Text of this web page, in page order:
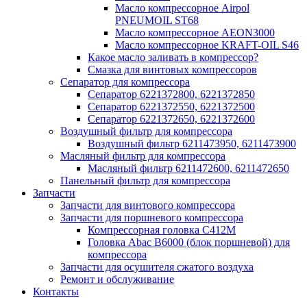
Масло компрессорное Airpol
PNEUMOIL ST68
Масло компрессорное AEON3000
Масло компрессорное KRAFT-OIL S46
Какое масло заливать в компрессор?
Смазка для винтовых компрессоров
Сепаратор для компрессора
Сепаратор 6221372800, 6221372850
Сепаратор 6221372550, 6221372500
Сепаратор 6221372650, 6221372600
Воздушный фильтр для компрессора
Воздушный фильтр 6211473950, 6211473900
Масляный фильтр для компрессора
Масляный фильтр 6211472600, 6211472650
Панельный фильтр для компрессора
Запчасти
Запчасти для винтового компрессора
Запчасти для поршневого компрессора
Компрессорная головка С412М
Головка Abac B6000 (блок поршневой) для
компрессора
Запчасти для осушителя сжатого воздуха
Ремонт и обслуживание
Контакты